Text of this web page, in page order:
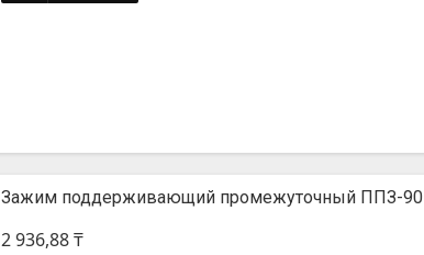
Зажим поддерживающий промежуточный ППЗ-90
2 936,88 ₸